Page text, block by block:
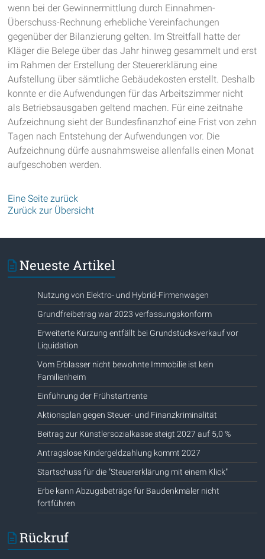
wenn bei der Gewinnermittlung durch Einnahmen-
Überschuss-Rechnung erhebliche Vereinfachungen
gegenüber der Bilanzierung gelten. Im Streitfall hatte der
Kläger die Belege über das Jahr hinweg gesammelt und erst
im Rahmen der Erstellung der Steuererklärung eine
Aufstellung über sämtliche Gebäudekosten erstellt. Deshalb
konnte er die Aufwendungen für das Arbeitszimmer nicht
als Betriebsausgaben geltend machen. Für eine zeitnahe
Aufzeichnung sieht der Bundesfinanzhof eine Frist von zehn
Tagen nach Entstehung der Aufwendungen vor. Die
Aufzeichnung dürfe ausnahmsweise allenfalls einen Monat
aufgeschoben werden.
Eine Seite zurück
Zurück zur Übersicht
Neueste Artikel
Nutzung von Elektro- und Hybrid-Firmenwagen
Grundfreibetrag war 2023 verfassungskonform
Erweiterte Kürzung entfällt bei Grundstücksverkauf vor
Liquidation
Vom Erblasser nicht bewohnte Immobilie ist kein
Familienheim
Einführung der Frühstartrente
Aktionsplan gegen Steuer- und Finanzkriminalität
Beitrag zur Künstlersozialkasse steigt 2027 auf 5,0 %
Antragslose Kindergeldzahlung kommt 2027
Startschuss für die "Steuererklärung mit einem Klick"
Erbe kann Abzugsbeträge für Baudenkmäler nicht
fortführen
Rückruf